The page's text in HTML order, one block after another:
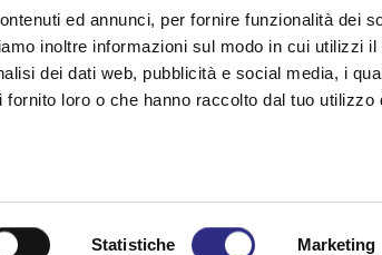
ed annunci, per fornire funzionalità dei
inoltre informazioni sul modo in cui utilizzi il
dei dati web, pubblicità e social media, i
loro o che hanno raccolto dal tuo utilizzo
Statistiche Marketing